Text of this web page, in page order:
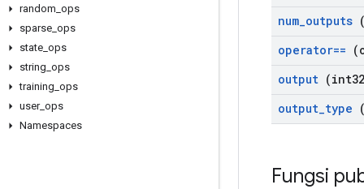
random ops
sparse ops
state ops
string ops
training ops
user_ ops
Namespaces
num_outputs
operator==
output
output_type
Fungsi